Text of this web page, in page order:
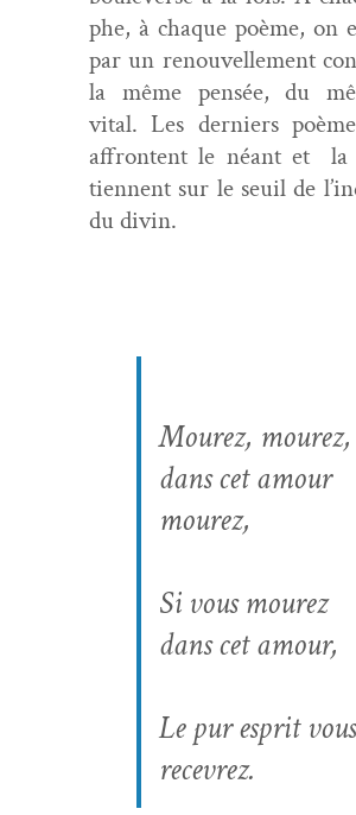
phe, à chaque poème, on
par un renou­velle­ment
la même pen­sée, du
vital. Les derniers
affron­tent le néant et la
tien­nent sur le seuil de
du divin.
Mourez, mourez,
dans cet amour
mourez,
Si vous mourez
dans cet amour,
Le pur esprit vous
recevrez.